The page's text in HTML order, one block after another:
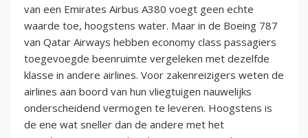
van een Emirates Airbus A380 voegt geen echte
waarde toe, hoogstens water. Maar in de Boeing 787
van Qatar Airways hebben economy class passagiers
toegevoegde beenruimte vergeleken met dezelfde
klasse in andere airlines. Voor zakenreizigers weten de
airlines aan boord van hun vliegtuigen nauwelijks
onderscheidend vermogen te leveren. Hoogstens is
de ene wat sneller dan de andere met het